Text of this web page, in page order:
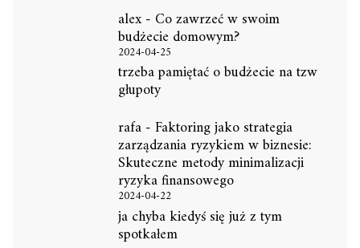
alex- Co zawrzeć w swoim
budżecie domowym?
2024-04-25
trzeba pamiętać o budżecie na tzw
głupoty
rafa-Faktoring jako strategia
zarządzania ryzykiem w biznesie:
Skuteczne metody minimalizacji
ryzyka finansowego
2024-04-22
ja chyba kiedyś się już z tym
spotkałem